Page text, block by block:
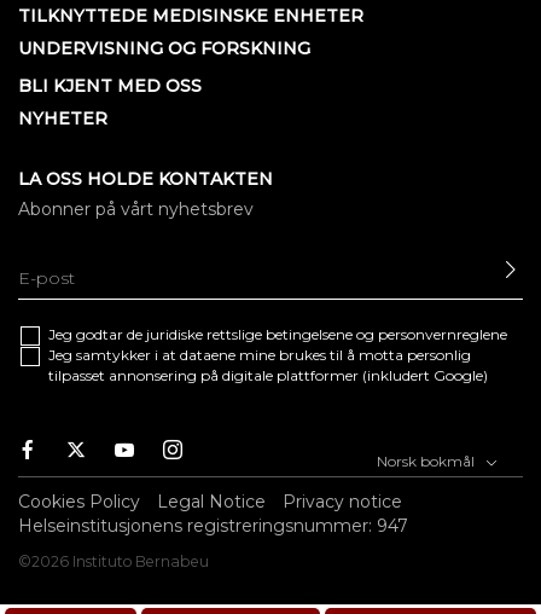
TILKNYTTEDE MEDISINSKE ENHETER
UNDERVISNING OG FORSKNING
BLI KJENT MED OSS
NYHETER
LA OSS HOLDE KONTAKTEN
Abonner på vårt nyhetsbrev
Jeg godtar de juridiske rettslige betingelsene og personvernreglene
Jeg samtykker i at dataene mine brukes til å motta personlig
tilpasset annonsering på digitale plattformer (inkludert Google)
Facebook
TwitterYoutubeInstagram Norsk bokmål
Cookies Policy Legal Notice
Privacy notice
Helseinstitusjonens registreringsnummer: 947
©2026 Instituto Bernabeu